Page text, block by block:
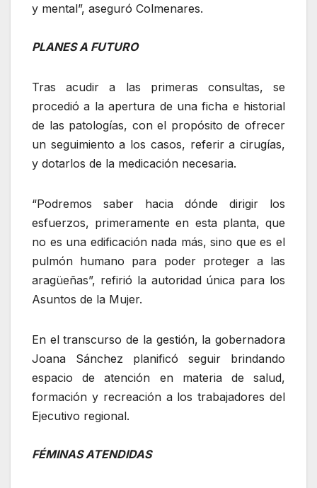
y mental”, aseguró Colmenares.
PLANES A FUTURO
‎Tras acudir a las primeras consultas, se
procedió a la apertura de una ficha e historial
de las patologías, con el propósito de ofrecer
un seguimiento a los casos, referir a cirugías,
y dotarlos de la medicación necesaria.
“Podremos saber hacia dónde dirigir los
esfuerzos, primeramente en esta planta, que
no es una edificación nada más, sino que es el
pulmón humano para poder proteger a las
aragüeñas”, refirió la autoridad única para los
Asuntos de la Mujer.
‎En el transcurso de la gestión, la gobernadora
Joana Sánchez planificó seguir brindando
espacio de atención en materia de salud,
formación y recreación a los trabajadores del
Ejecutivo regional.
FÉMINAS ATENDIDAS